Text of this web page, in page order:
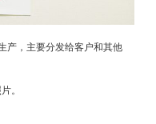
产，主要分发给客户和其他
。